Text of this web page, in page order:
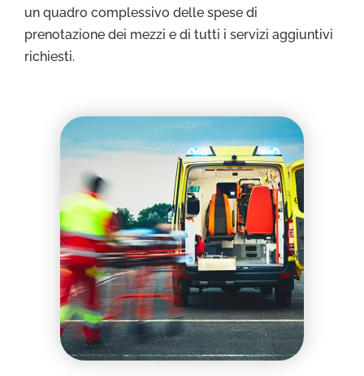
un quadro complessivo delle spese di
prenotazione dei mezzi e di tutti i servizi aggiuntivi
richiesti.